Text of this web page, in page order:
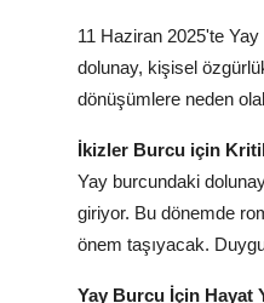
11 Haziran 2025'te
dolunay, kişisel
dönüşümlere neden
İkizler Burcu için
Yay burcundaki
giriyor. Bu dönemde
önem taşıyacak.
Yay Burcu İçin Hayat